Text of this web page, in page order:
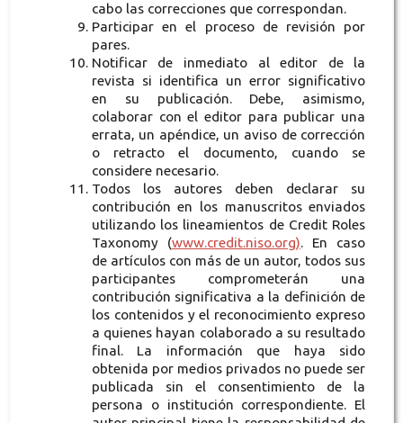
cabo las correcciones que correspondan.
Participar en el proceso de revisión por
pares.
Notificar de inmediato al editor de la
revista si identifica un error significativo
en su publicación. Debe, asimismo,
colaborar con el editor para publicar una
errata, un apéndice, un aviso de corrección
o retracto el documento, cuando se
considere necesario.
Todos los autores deben declarar su
contribución en los manuscritos enviados
utilizando los lineamientos de Credit Roles
Taxonomy (www.credit.niso.org). En caso
de artículos con más de un autor, todos sus
participantes comprometerán una
contribución significativa a la definición de
los contenidos y el reconocimiento expreso
a quienes hayan colaborado a su resultado
final. La información que haya sido
obtenida por medios privados no puede ser
publicada sin el consentimiento de la
persona o institución correspondiente. El